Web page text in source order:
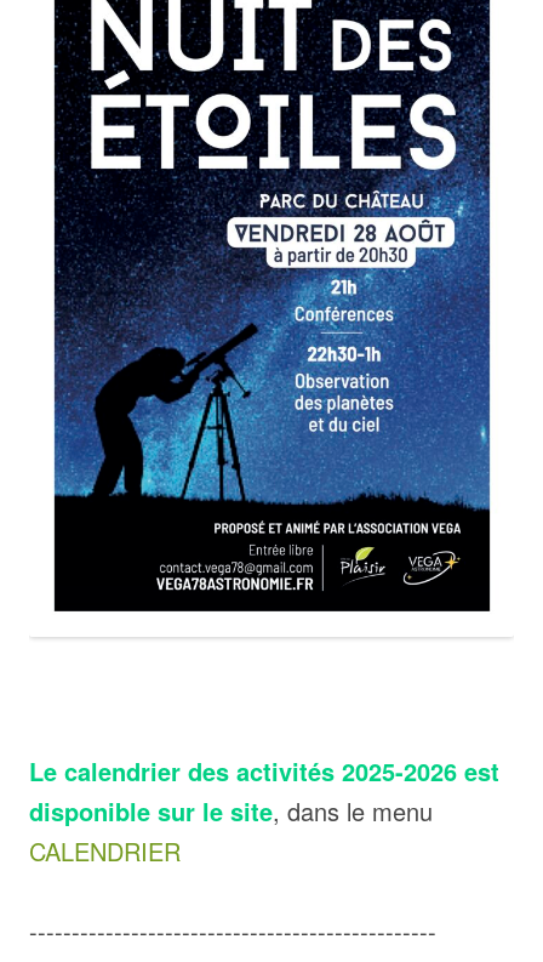
Le calendrier des activités 2025-2026 est
disponible sur le site, dans le menu
CALENDRIER
------------------------------------------------